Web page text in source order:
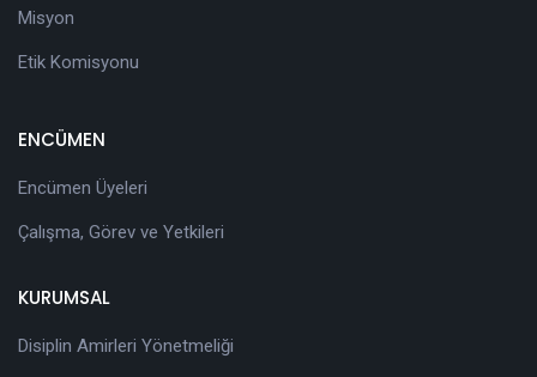
Misyon
Etik Komisyonu
ENCÜMEN
Encümen Üyeleri
Çalışma, Görev ve Yetkileri
KURUMSAL
Disiplin Amirleri Yönetmeliği